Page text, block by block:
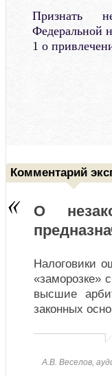
Признать
Федеральной
1 о
Комментарий
О
Налоговики
«заморозке»
высшие
законных
А.В. Веселов,